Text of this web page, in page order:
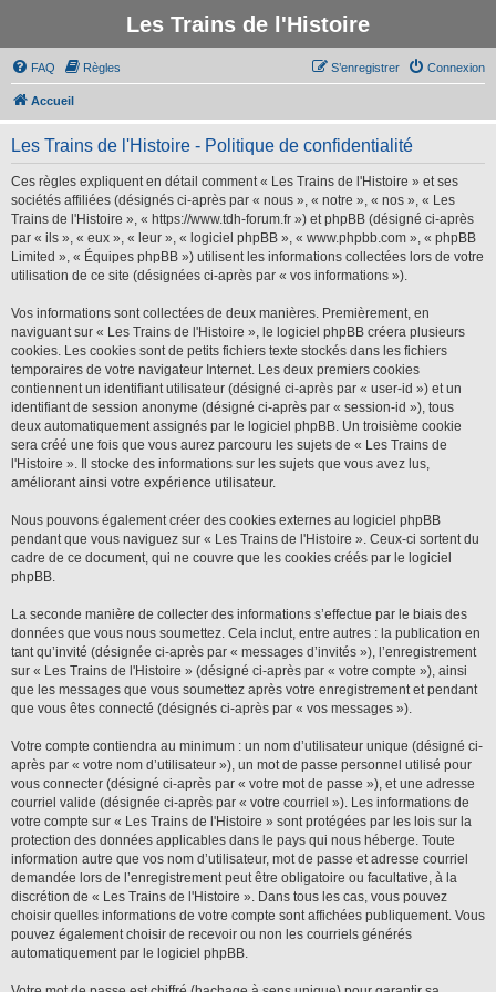
Les Trains de l'Histoire
FAQ Règles Connexion
S’enregistrer
Accueil
Les Trains de l'Histoire - Politique de confidentialité
Ces règles expliquent en détail comment « Les Trains de l'Histoire » et ses
sociétés affiliées (désignés ci-après par « nous », « notre », « nos », « Les
Trains de l'Histoire », « https://www.tdh-forum.fr ») et phpBB (désigné ci-après
par « ils », « eux », « leur », « logiciel phpBB », « www.phpbb.com », « phpBB
Limited », « Équipes phpBB ») utilisent les informations collectées lors de votre
utilisation de ce site (désignées ci-après par « vos informations »).
Vos informations sont collectées de deux manières. Premièrement, en
naviguant sur « Les Trains de l'Histoire », le logiciel phpBB créera plusieurs
cookies. Les cookies sont de petits fichiers texte stockés dans les fichiers
temporaires de votre navigateur Internet. Les deux premiers cookies
contiennent un identifiant utilisateur (désigné ci-après par « user-id ») et un
identifiant de session anonyme (désigné ci-après par « session-id »), tous
deux automatiquement assignés par le logiciel phpBB. Un troisième cookie
sera créé une fois que vous aurez parcouru les sujets de « Les Trains de
l'Histoire ». Il stocke des informations sur les sujets que vous avez lus,
améliorant ainsi votre expérience utilisateur.
Nous pouvons également créer des cookies externes au logiciel phpBB
pendant que vous naviguez sur « Les Trains de l'Histoire ». Ceux-ci sortent du
cadre de ce document, qui ne couvre que les cookies créés par le logiciel
phpBB.
La seconde manière de collecter des informations s’effectue par le biais des
données que vous nous soumettez. Cela inclut, entre autres : la publication en
tant qu’invité (désignée ci-après par « messages d’invités »), l’enregistrement
sur « Les Trains de l'Histoire » (désigné ci-après par « votre compte »), ainsi
que les messages que vous soumettez après votre enregistrement et pendant
que vous êtes connecté (désignés ci-après par « vos messages »).
Votre compte contiendra au minimum : un nom d’utilisateur unique (désigné ci-
après par « votre nom d’utilisateur »), un mot de passe personnel utilisé pour
vous connecter (désigné ci-après par « votre mot de passe »), et une adresse
courriel valide (désignée ci-après par « votre courriel »). Les informations de
votre compte sur « Les Trains de l'Histoire » sont protégées par les lois sur la
protection des données applicables dans le pays qui nous héberge. Toute
information autre que vos nom d’utilisateur, mot de passe et adresse courriel
demandée lors de l’enregistrement peut être obligatoire ou facultative, à la
discrétion de « Les Trains de l'Histoire ». Dans tous les cas, vous pouvez
choisir quelles informations de votre compte sont affichées publiquement. Vous
pouvez également choisir de recevoir ou non les courriels générés
automatiquement par le logiciel phpBB.